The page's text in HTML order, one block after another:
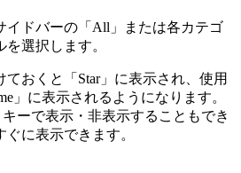
イドバーの「All」または各カテゴ
選択します。
おくと「Star」に表示され、使用
」に表示されるようになります。
ーで表示・非表示することもでき
に表示できます。